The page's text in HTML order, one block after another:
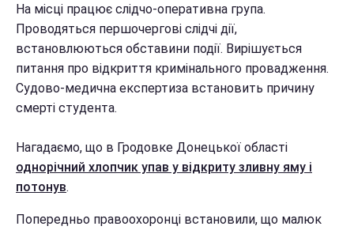
На місці працює слідчо-оперативна група.
Проводяться першочергові слідчі дії,
встановлюються обставини події. Вирішується
питання про відкриття кримінального провадження.
Судово-медична експертиза встановить причину
смерті студента.
Нагадаємо, що в Гродовке Донецької області
однорічний хлопчик упав у відкриту зливну яму і
потонув.
Попередньо правоохоронці встановили, що малюк